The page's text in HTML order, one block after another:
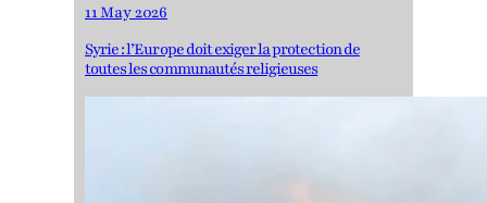
11 May 2026
Syrie : l’Europe doit exiger la protection de
toutes les communautés religieuses